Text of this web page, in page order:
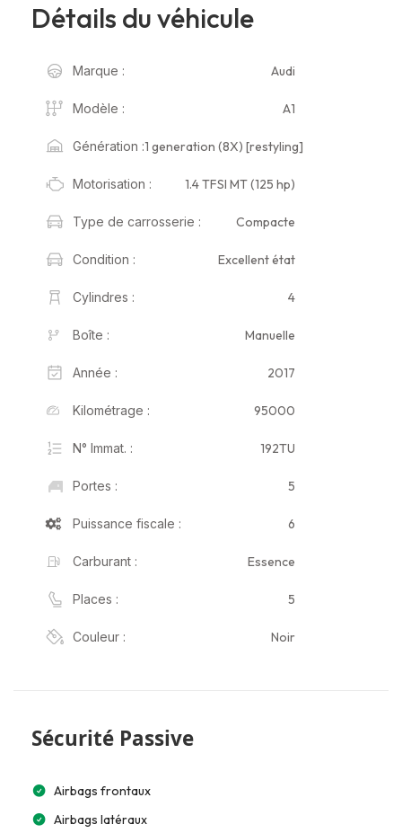
Détails du véhicule
Marque : Audi
Modèle : A1
Génération :1 generation (8X) [restyling]
Motorisation : 1.4 TFSI MT (125 hp)
Type de carrosserie : Compacte
Condition : Excellent état
Cylindres : 4
Boîte : Manuelle
Année : 2017
Kilométrage : 95000
N° Immat. : 192TU
Portes : 5
Puissance fiscale : 6
Carburant : Essence
Places : 5
Couleur : Noir
Sécurité Passive
Airbags frontaux
Airbags latéraux